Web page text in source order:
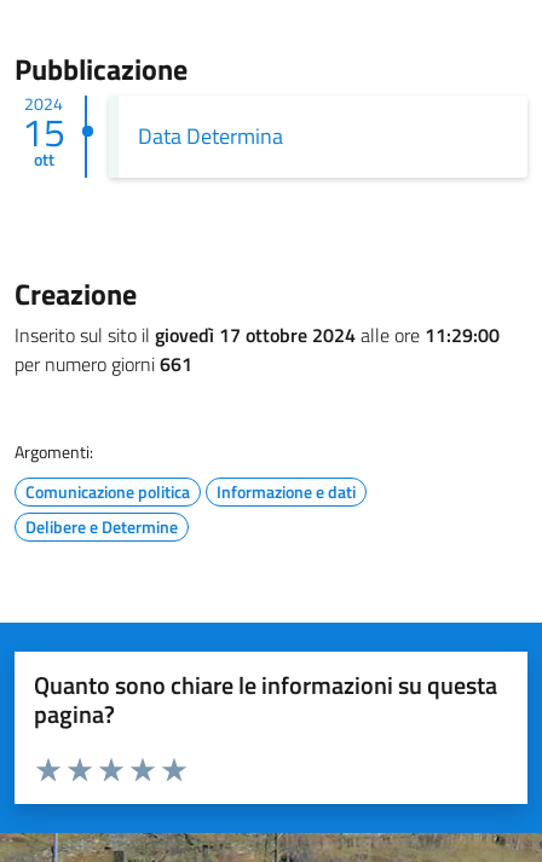
Pubblicazione
2024
15
ott
Data Determina
Creazione
Inserito sul sito il giovedì 17 ottobre 2024alle ore 11:29:00
per numero giorni661
Argomenti:
Comunicazione politica
Informazione e dati
Delibere e Determine
Quanto sono chiare le informazioni su questa
pagina?
Valuta da 1 a 5 stelle la pagina
Valuta 5 stelle su 5
Valuta 4 stelle su 5
Valuta 3 stelle su 5
Valuta 2 stelle su 5
Valuta 1 stelle su 5